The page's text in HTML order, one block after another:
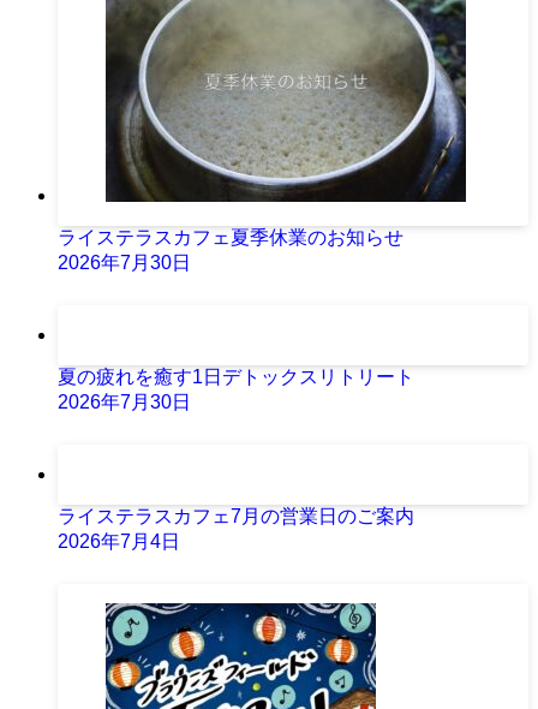
ライステラスカフェ夏季休業のお知らせ
2026年7月30日
夏の疲れを癒す1日デトックスリトリート
2026年7月30日
ライステラスカフェ7月の営業日のご案内
2026年7月4日